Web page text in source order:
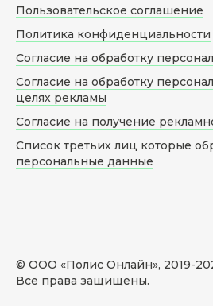
© ООО «Полис Онлайн», 2019-
Все права защищены.
Пользовательское соглашение
Политика конфиденциальности
Согласие на обработку
Согласие на обработку
целях рекламы
Согласие на получение
Список третьих лиц которые
персональные данные